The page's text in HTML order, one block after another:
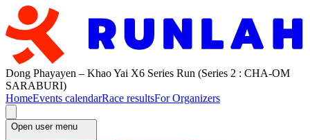
Dong Phayayen – Khao Yai X6 Series Run (Series 2 : CHA-OM
SARABURI)
HomeEvents calendarRace resultsFor Organizers
Open user menu